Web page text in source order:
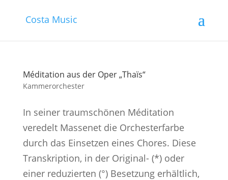
Costa Music
Méditation aus der Oper „Thaïs“
Kammerorchester
In seiner traumschönen Méditation
veredelt Massenet die Orchesterfarbe
durch das Einsetzen eines Chores. Diese
Transkription, in der Original- (*) oder
einer reduzierten (°) Besetzung erhältlich,